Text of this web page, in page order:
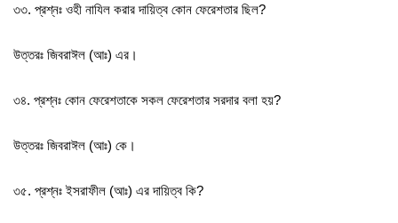
৩৩. প্রশ্নঃ ওহী নাযিল করার দায়িত্ব কোন ফেরেশতার ছিল?
উত্তরঃ জিবরাঈল (আঃ) এর।
৩৪. প্রশ্নঃ কোন ফেরেশতাকে সকল ফেরেশতার সরদার বলা হয়?
উত্তরঃ জিবরাঈল (আঃ) কে।
৩৫. প্রশ্নঃ ইসরাফীল (আঃ) এর দায়িত্ব কি?